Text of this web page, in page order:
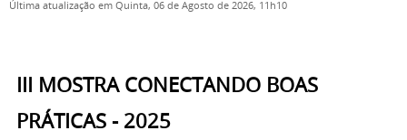
Última atualização em Quinta, 06 de Agosto de 2026, 11h10
III MOSTRA CONECTANDO BOAS
PRÁTICAS - 2025